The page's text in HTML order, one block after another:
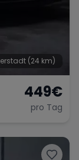
(24 km)
449€
pro Tag